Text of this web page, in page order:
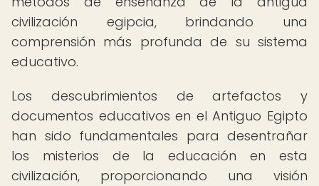
civilización egipcia, brindando una
comprensión más profunda de su sistema
educativo.
Los descubrimientos de artefactos y
documentos educativos en el Antiguo Egipto
han sido fundamentales para desentrañar
los misterios de la educación en esta
civilización, proporcionando una visión